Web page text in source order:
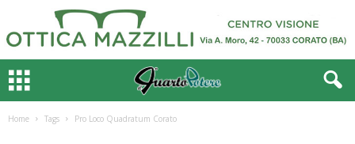
Home Tags Pro Loco Quadratum Corato